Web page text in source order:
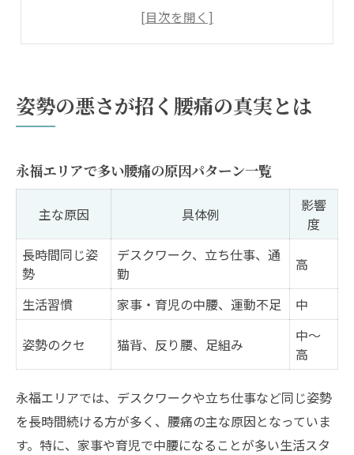
長時間の悪い姿勢が腰痛に与える影響
腰痛予防に効果的な生活習慣チェック表
毎日の姿勢見直しで腰痛を防ぐ方法
悪い姿勢を改善する日常の工夫
腰痛を感じたら意識したい日常の姿勢
腰痛緩和に役立つ正しい座り方比較表
腰痛を防ぐための立ち方のポイント
悪いくせが腰痛を悪化させる理由
腰痛を招く悪い癖とその影響一覧
姿勢の悪さが招く腰痛の真実とは
永福エリアで多い腰痛の原因パターン一覧
主な原因 具体例
影響
度
長時間同じ姿
勢
デスクワーク、立ち仕事、通
勤
高
生活習慣 家事・育児の中腰、運動不足 中
姿勢のクセ 猫背、反り腰、足組み
中〜
高
永福エリアでは、デスクワークや立ち仕事など同じ姿勢
を長時間続ける方が多く、腰痛の主な原因となっていま
す。特に、家事や育児で中腰になることが多い生活スタ